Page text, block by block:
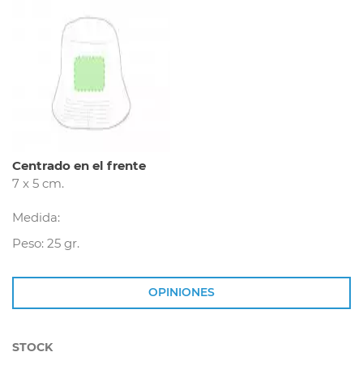
Centrado en el frente
7 x 5 cm.
Medida:
Peso: 25 gr.
OPINIONES
STOCK